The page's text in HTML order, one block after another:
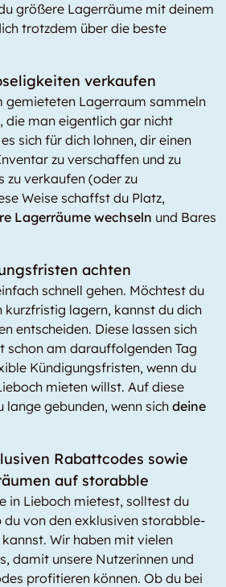
größere Lagerräume mit deinem
trotzdem über die beste
verkaufen
gemieteten Lagerraum sammeln
die man eigentlich gar nicht
sich für dich lohnen, dir einen
zu verschaffen und zu
zu verkaufen (oder zu
Weise schaffst du Platz,
Lagerräume wechseln und Bares
achten
schnell gehen. Möchtest du
lagern, kannst du dich
entscheiden. Diese lassen sich
schon am darauffolgenden Tag
Kündigungsfristen, wenn du
mieten willst. Auf diese
lange gebunden, wenn sich deine
Rabattcodes sowie
auf storabble
in Lieboch mietest, solltest du
von den exklusiven storabble-
Wir haben mit vielen
damit unsere Nutzerinnen und
profitieren können. Ob du bei